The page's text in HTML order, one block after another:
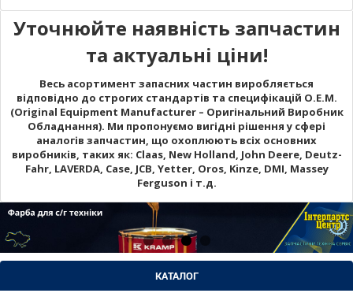
Уточнюйте наявність запчастин
та актуальні ціни!
Весь асортимент запасних частин виробляється
відповідно до строгих стандартів та специфікацій O.E.M.
(Original Equipment Manufacturer – Оригінальний Виробник
Обладнання). Ми пропонуємо вигідні рішення у сфері
аналогів запчастин, що охоплюють всіх основних
виробників, таких як: Claas, New Holland, John Deere, Deutz-
Fahr, LAVERDA, Case, JCB, Yetter, Oros, Kinze, DMI, Massey
Ferguson і т.д.
КАТАЛОГ